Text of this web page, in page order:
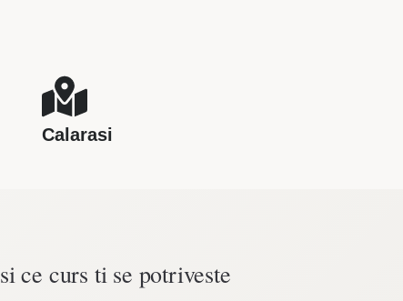
Calarasi
si ce curs ti se potriveste